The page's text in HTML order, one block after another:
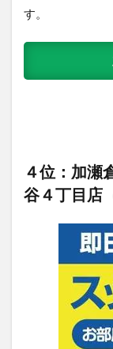
す。
４位：加瀬
谷４丁目店